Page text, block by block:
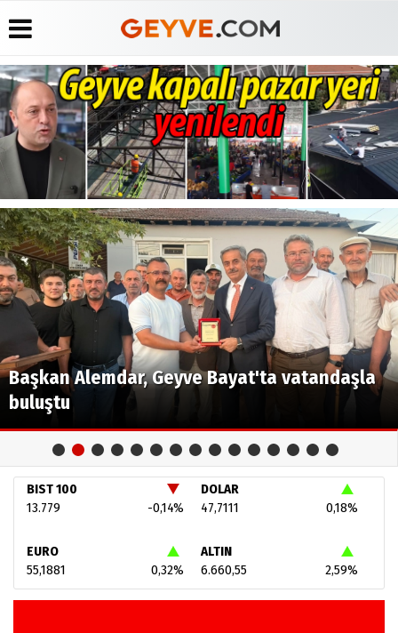
Üye Paneli
Haber
Arşivi
Günün
Haberleri
Anketler
Biyografiler
Köşe
Yazarları
Video
Galeri
Foto
Galeri
Etkinlikler
Yayın
İlkeleri
Medyabar.com
Künye
İletişim
Başkan Alemdar, Geyve Bayat'ta vatandaşla
buluştu
BIST 100
13.779
-0,14%
DOLAR
47,7111
0,18%
EURO
55,1881
0,32%
ALTIN
6.660,55
2,59%